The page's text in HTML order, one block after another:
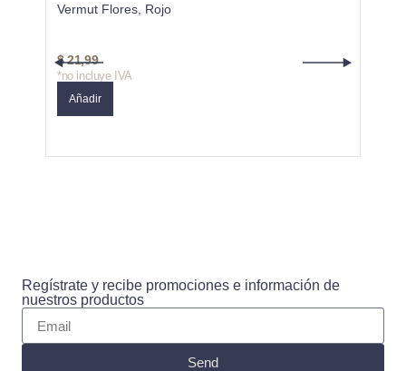
Vermut Flores, Rojo
$21,99
*no incluye IVA
Añadir
Regístrate y recibe promociones e información de
nuestros productos
Send